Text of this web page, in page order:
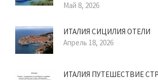
Май 8, 2026
ИТАЛИЯ СИЦИЛИЯ ОТЕЛИ
Апрель 18, 2026
ИТАЛИЯ ПУТЕШЕСТВИЕ